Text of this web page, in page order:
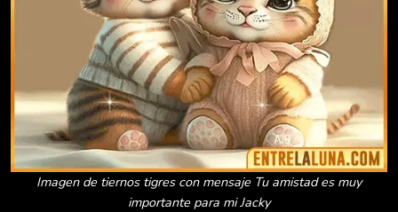
Imagen de tiernos tigres con mensaje Tu amistad es muy
importante para mi Jacky